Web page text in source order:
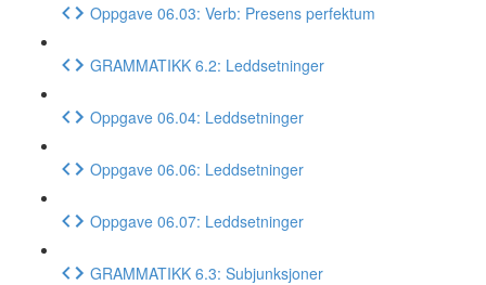
Oppgave 06.03: Verb: Presens perfektum
GRAMMATIKK 6.2: Leddsetninger
Oppgave 06.04: Leddsetninger
Oppgave 06.06: Leddsetninger
Oppgave 06.07: Leddsetninger
GRAMMATIKK 6.3: Subjunksjoner